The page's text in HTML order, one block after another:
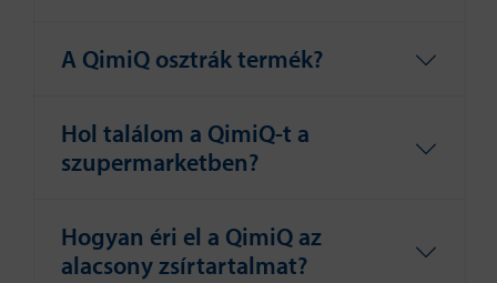
A QimiQ osztrák termék?
Hol találom a QimiQ-t a
szupermarketben?
Hogyan éri el a QimiQ az
alacsony zsírtartalmat?